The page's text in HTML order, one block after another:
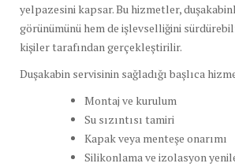
yelpazesini kapsar. Bu hizmetler,
görünümünü hem de işlevselliğini
kişiler tarafından gerçekleştirilir.
Duşakabin servisinin sağladığı başlıca
Montaj ve kurulum
Su sızıntısı tamiri
Kapak veya menteşe onarımı
Silikonlama ve izolasyon